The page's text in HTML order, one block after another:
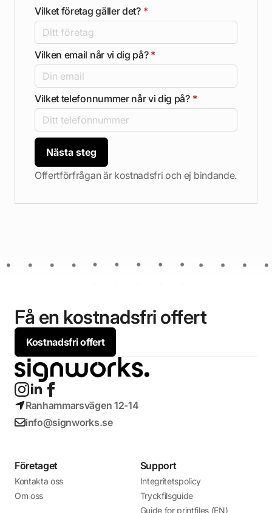
Vilket företag gäller det? *
Vilken email når vi dig på? *
Vilket telefonnummer når vi dig på? *
Nästa steg
Offertförfrågan är kostnadsfri och ej bindande.
Få en kostnadsfri offert
Kostnadsfri offert
Ranhammarsvägen 12-14
info@signworks.se
Företaget
Kontakta oss
Om oss
Support
Integritetspolicy
Tryckfilsguide
Guide for printfiles (EN)